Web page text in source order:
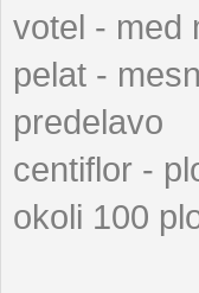
votel - med
pelat -
predelavo
centiflor -
okoli 100